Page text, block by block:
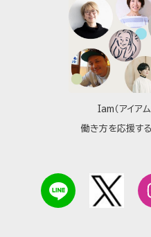
Iam（アイア
働き方を応援す